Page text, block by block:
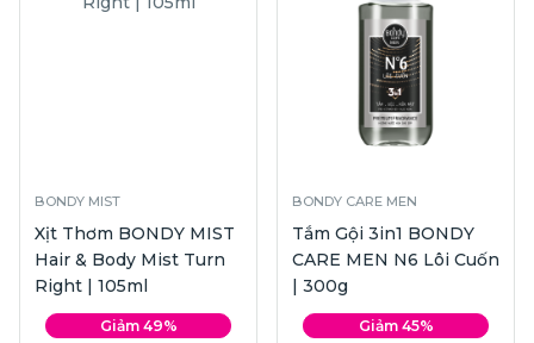
BONDY MIST
Xịt Thơm BONDY MIST
Hair & Body Mist Turn
Right | 105ml
Giảm 49%
BONDY CARE MEN
Tắm Gội 3in1 BONDY
CARE MEN N6 Lôi Cuốn
| 300g
Giảm 45%